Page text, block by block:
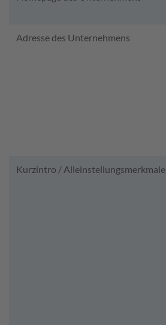
Adresse des Unternehmens
Kurzintro / Alleinstellungsmerkmale